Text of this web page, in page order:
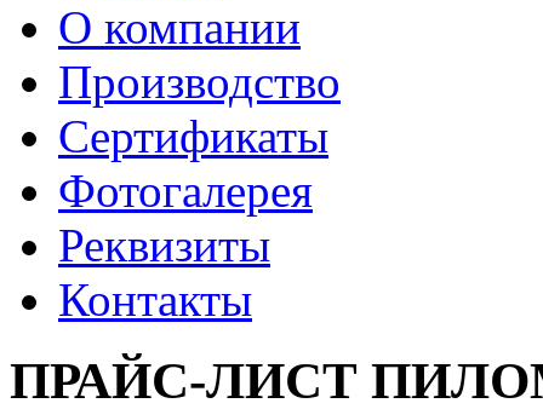
О компании
Производство
Сертификаты
Фотогалерея
Реквизиты
Контакты
ПРАЙС-ЛИСТ